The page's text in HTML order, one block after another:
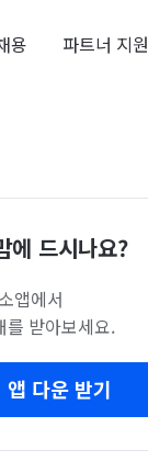
용 파트너 지원
에 드시나요?
앱에서
를 받아보세요.
앱 다운 받기